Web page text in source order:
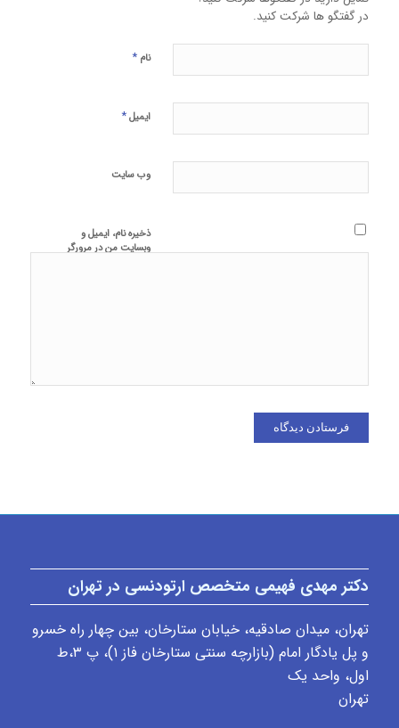
در گفتگو ها شرکت کنید.
نام *
ایمیل*
وب‌ سایت
ذخیره نام، ایمیل و
وبسایت من در مرورگر
دکتر مهدی فهیمی متخصص ارتودنسی در تهران
تهران، میدان صادقیه، خیابان ستارخان، بین چهار راه خسرو
و پل یادگار امام (بازارچه سنتی ستارخان فاز ۱)، پ ٣،ط
اول، واحد یک
تهران